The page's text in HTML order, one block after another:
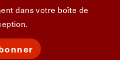
dans votre boîte de